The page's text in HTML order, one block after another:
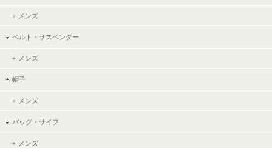
メンズ
ベルト・サスペンダー
メンズ
帽子
メンズ
バッグ・サイフ
メンズ